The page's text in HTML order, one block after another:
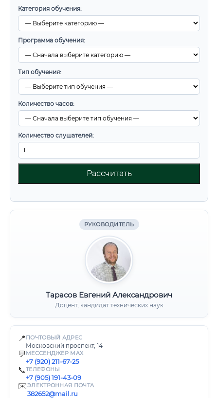
Категория обучения:
Программа обучения:
Тип обучения:
Количество часов:
Количество слушателей:
Рассчитать
РУКОВОДИТЕЛЬ
Тарасов Евгений Александрович
Доцент, кандидат технических наук
📍 ПОЧТОВЫЙ АДРЕС
Московский проспект, 14
💬 МЕССЕНДЖЕР MAX
+7 (920) 211-67-25
📞ТЕЛЕФОНЫ
+7 (905) 191-43-09
✉️ЭЛЕКТРОННАЯ ПОЧТА
382652@mail.ru